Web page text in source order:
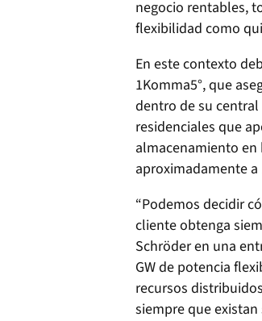
negocio rentables,
flexibilidad como
En este contexto
1Komma5°, que
dentro de su
residenciales que
almacenamiento en
aproximadamente
“Podemos decidir
cliente obtenga
Schröder en una
GW de potencia
recursos
siempre que